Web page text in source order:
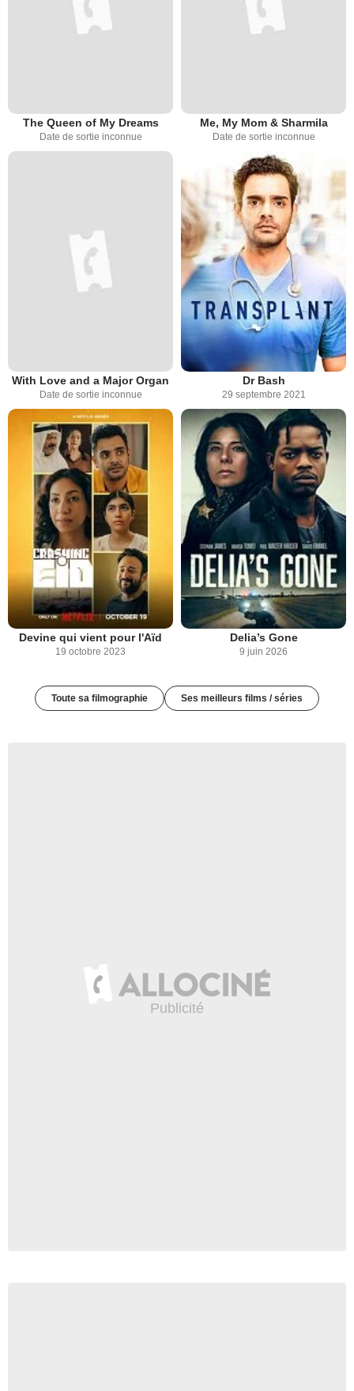
The Queen of My Dreams
Date de sortie inconnue
Me, My Mom & Sharmila
Date de sortie inconnue
With Love and a Major Organ
Date de sortie inconnue
Dr Bash
29 septembre 2021
Devine qui vient pour l'Aïd
19 octobre 2023
Delia’s Gone
9 juin 2026
Toute sa filmographie Ses meilleurs films / séries